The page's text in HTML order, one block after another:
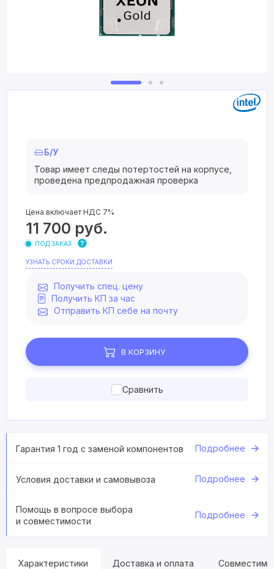
Б/У
Товар имеет следы потертостей на корпусе,
проведена предпродажная проверка
Цена включает НДС 7%
11 700 руб.
ПОД ЗАКАЗ
УЗНАТЬ СРОКИ ДОСТАВКИ
Получить спец. цену
Получить КП за час
Отправить КП себе на почту
В КОРЗИНУ
Сравнить
Гарантия 1 год с заменой компонентов Подробнее
Условия доставки и самовывоза Подробнее
Помощь в вопросе выбора
и совместимости
Подробнее
Характеристики Доставка и оплата